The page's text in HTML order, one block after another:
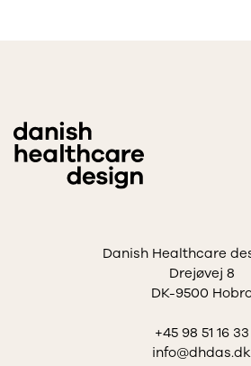
Danish Healthcare
Drejøvej 8
DK-9500
+45 98 51 16 33
info@dhdas.dk